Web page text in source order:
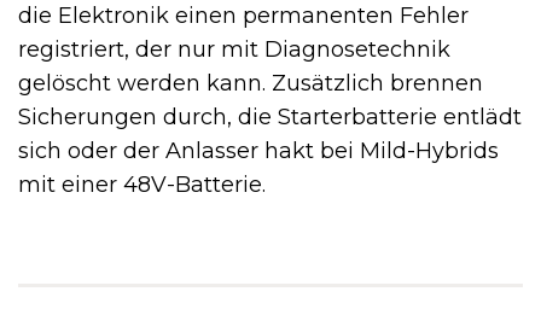
die Elektronik einen permanenten Fehler
registriert, der nur mit Diagnosetechnik
gelöscht werden kann. Zusätzlich brennen
Sicherungen durch, die Starterbatterie entlädt
sich oder der Anlasser hakt bei Mild-Hybrids
mit einer 48V-Batterie.